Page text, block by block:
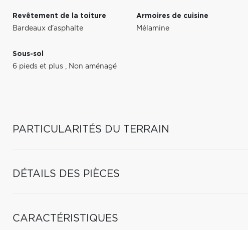
Revêtement de la toiture
Bardeaux d'asphalte
Armoires de cuisine
Mélamine
Sous-sol
6 pieds et plus , Non aménagé
PARTICULARITÉS DU TERRAIN
DÉTAILS DES PIÈCES
CARACTÉRISTIQUES